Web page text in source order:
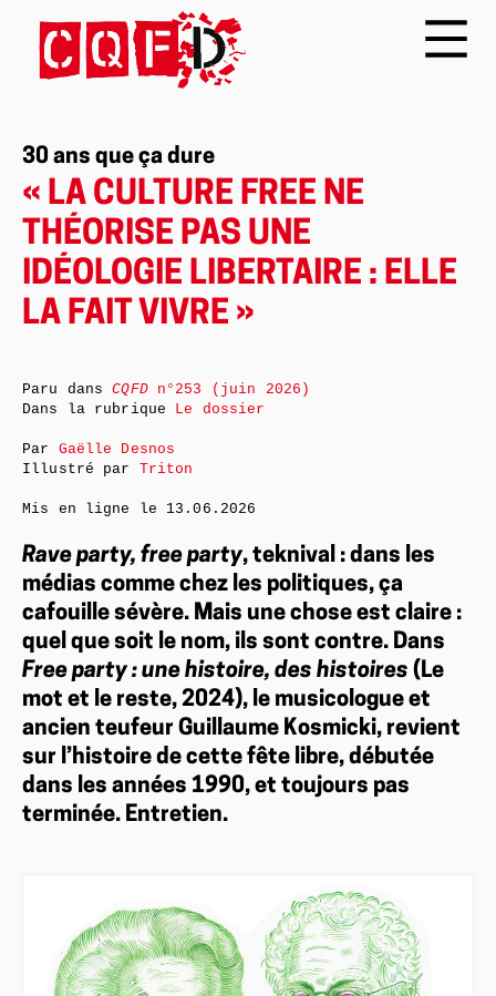
30 ans que ça dure
« LA CULTURE FREE NE
THÉORISE PAS UNE
IDÉOLOGIE LIBERTAIRE : ELLE
LA FAIT VIVRE »
Rave party, free party, teknival : dans les
médias comme chez les politiques, ça
cafouille sévère. Mais une chose est claire :
quel que soit le nom, ils sont contre. Dans
Free party : une histoire, des histoires (Le
mot et le reste, 2024), le musicologue et
ancien teufeur Guillaume Kosmicki, revient
sur l’histoire de cette fête libre, débutée
dans les années 1990, et toujours pas
terminée. Entretien.
Paru dansCQFDn°253 (juin 2026)
Dans la rubrique Le dossier
Par Gaëlle Desnos
Illustré par Triton
Mis en ligne le 13.06.2026